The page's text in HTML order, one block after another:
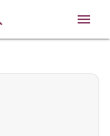
